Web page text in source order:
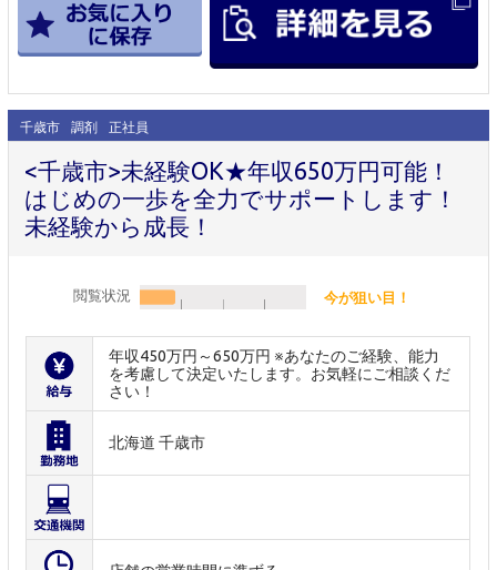
千歳市 調剤 正社員
<千歳市>未経験OK★年収650万円可能！
はじめの一歩を全力でサポートします！
未経験から成長！
閲覧状況 今が狙い目！
年収450万円～650万円 ※あなたのご経験、能力
を考慮して決定いたします。お気軽にご相談くだ
さい！
北海道 千歳市